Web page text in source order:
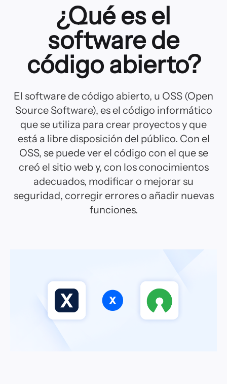
¿Qué es el
software de
código abierto?
El software de código abierto, u OSS (Open
Source Software), es el código informático
que se utiliza para crear proyectos y que
está a libre disposición del público. Con el
OSS, se puede ver el código con el que se
creó el sitio web y, con los conocimientos
adecuados, modificar o mejorar su
seguridad, corregir errores o añadir nuevas
funciones.